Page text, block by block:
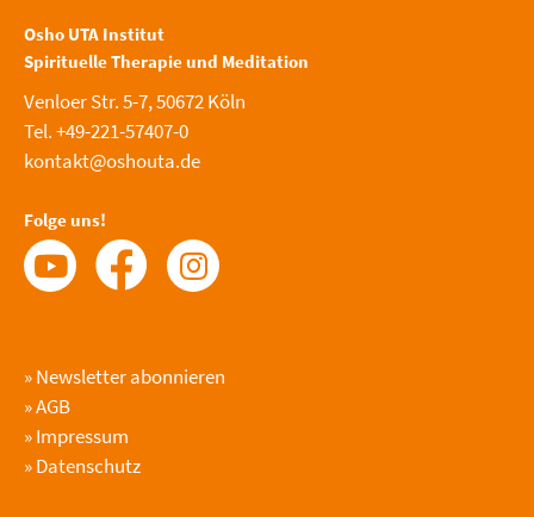
Osho UTA Institut
Spirituelle Therapie und Meditation
Venloer Str. 5-7, 50672 Köln
Tel. +49-221-57407-0
kontakt@oshouta.de
Folge uns!
»Newsletter abonnieren
»AGB
»Impressum
»Datenschutz